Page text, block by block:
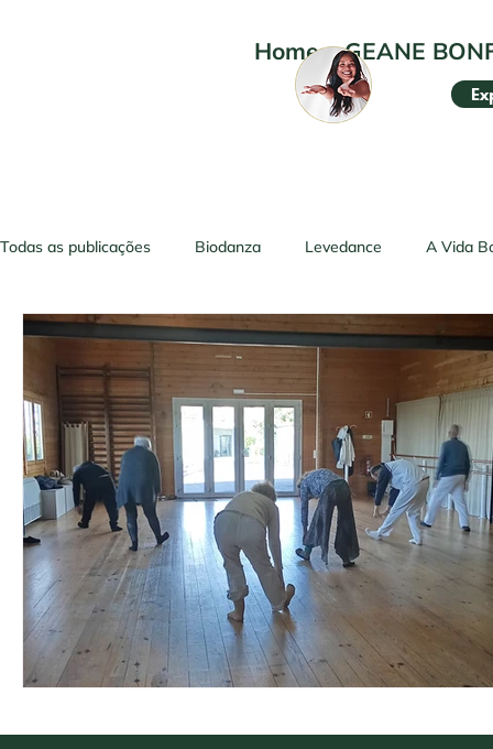
Home•GEANE
Todas as publicações Biodanza Levedance A Vida